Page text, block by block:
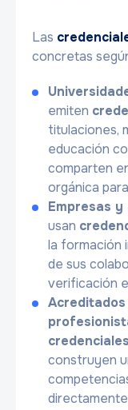
Las
concretas
emiten
titulaciones,
educación
comparten
orgánica
Empresas y
usan
la formación
de sus
verificación
construyen